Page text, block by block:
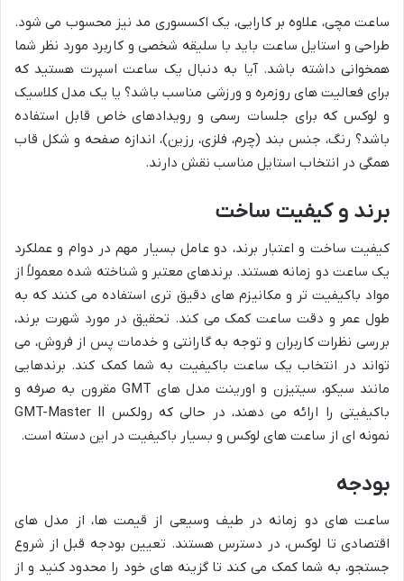
ساعت مچی، علاوه بر کارایی، یک اکسسوری مد نیز محسوب می شود.
طراحی و استایل ساعت باید با سلیقه شخصی و کاربرد مورد نظر شما
همخوانی داشته باشد. آیا به دنبال یک ساعت اسپرت هستید که
برای فعالیت های روزمره و ورزشی مناسب باشد؟ یا یک مدل کلاسیک
و لوکس که برای جلسات رسمی و رویدادهای خاص قابل استفاده
باشد؟ رنگ، جنس بند (چرم، فلزی، رزین)، اندازه صفحه و شکل قاب
همگی در انتخاب استایل مناسب نقش دارند.
برند و کیفیت ساخت
کیفیت ساخت و اعتبار برند، دو عامل بسیار مهم در دوام و عملکرد
یک ساعت دو زمانه هستند. برندهای معتبر و شناخته شده معمولاً از
مواد باکیفیت تر و مکانیزم های دقیق تری استفاده می کنند که به
طول عمر و دقت ساعت کمک می کند. تحقیق در مورد شهرت برند،
بررسی نظرات کاربران و توجه به گارانتی و خدمات پس از فروش، می
تواند در انتخاب یک ساعت باکیفیت به شما کمک کند. برندهایی
مانند سیکو، سیتیزن و اورینت مدل های GMT مقرون به صرفه و
باکیفیتی را ارائه می دهند، در حالی که رولکس GMT-Master II
نمونه ای از ساعت های لوکس و بسیار باکیفیت در این دسته است.
بودجه
ساعت های دو زمانه در طیف وسیعی از قیمت ها، از مدل های
اقتصادی تا لوکس، در دسترس هستند. تعیین بودجه قبل از شروع
جستجو، به شما کمک می کند تا گزینه های خود را محدود کنید و از